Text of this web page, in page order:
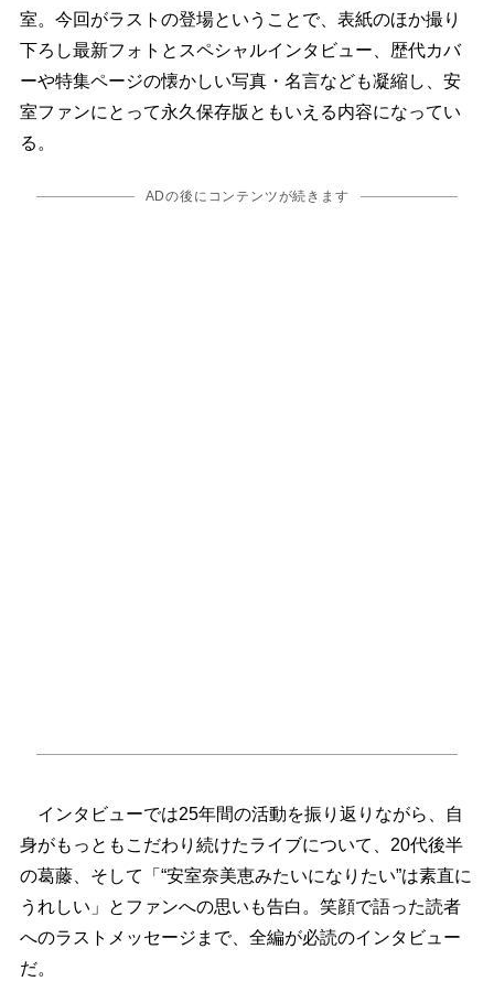
室。今回がラストの登場ということで、表紙のほか撮り
下ろし最新フォトとスペシャルインタビュー、歴代カバ
ーや特集ページの懐かしい写真・名言なども凝縮し、安
室ファンにとって永久保存版ともいえる内容になってい
る。
ADの後にコンテンツが続きます
インタビューでは25年間の活動を振り返りながら、自
身がもっともこだわり続けたライブについて、20代後半
の葛藤、そして「“安室奈美恵みたいになりたい”は素直に
うれしい」とファンへの思いも告白。笑顔で語った読者
へのラストメッセージまで、全編が必読のインタビュー
だ。